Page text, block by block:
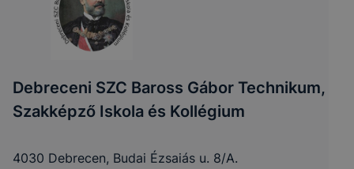
Debreceni SZC Baross Gábor Technikum,
Szakképző Iskola és Kollégium
4030 Debrecen, Budai Ézsaiás u. 8/A.